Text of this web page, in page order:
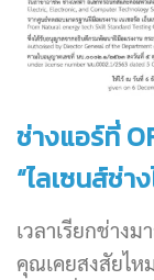
ช่างแอร์ที่
“ไลเซนส์ช่า
เวลาเรียกช่าง
คุณเคยสงสัยไห